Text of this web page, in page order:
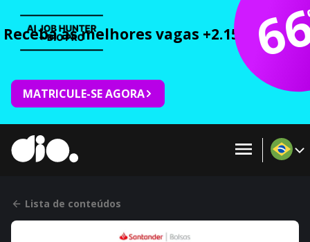
Receba as melhores vagas +2.150 cursos
MATRICULE-SE AGORA
Lista de conteúdos